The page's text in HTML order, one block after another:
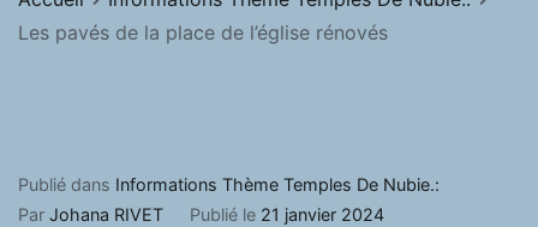
Les pavés de la place de l’église rénovés
Publié dans Informations Thème Temples De Nubie.:
Par Johana RIVET Publié le 21 janvier 2024